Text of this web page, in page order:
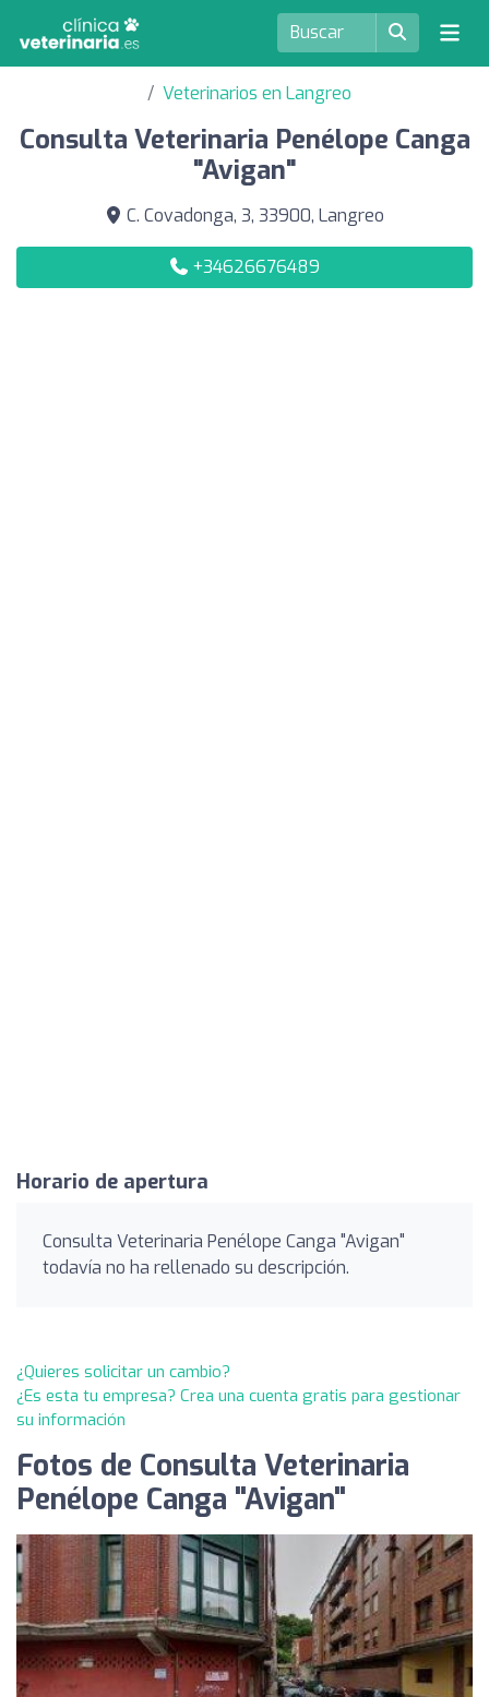
Veterinarios en Langreo
Consulta Veterinaria Penélope Canga
"Avigan"
C. Covadonga, 3, 33900, Langreo
+34626676489
Horario de apertura
Consulta Veterinaria Penélope Canga "Avigan"
todavía no ha rellenado su descripción.
¿Quieres solicitar un cambio?
¿Es esta tu empresa? Crea una cuenta gratis para gestionar
su información
Fotos de Consulta Veterinaria
Penélope Canga "Avigan"